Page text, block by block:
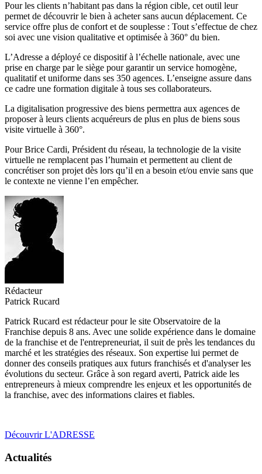
Pour les clients n’habitant pas dans la région cible, cet outil leur
permet de découvrir le bien à acheter sans aucun déplacement. Ce
service offre plus de confort et de souplesse : Tout s’effectue de chez
soi avec une vision qualitative et optimisée à 360° du bien.
L’Adresse a déployé ce dispositif à l’échelle nationale, avec une
prise en charge par le siège pour garantir un service homogène,
qualitatif et uniforme dans ses 350 agences. L’enseigne assure dans
ce cadre une formation digitale à tous ses collaborateurs.
La digitalisation progressive des biens permettra aux agences de
proposer à leurs clients acquéreurs de plus en plus de biens sous
visite virtuelle à 360°.
Pour Brice Cardi, Président du réseau, la technologie de la visite
virtuelle ne remplacent pas l’humain et permettent au client de
concrétiser son projet dès lors qu’il en a besoin et/ou envie sans que
le contexte ne vienne l’en empêcher.
Rédacteur
Patrick Rucard
Patrick Rucard est rédacteur pour le site Observatoire de la
Franchise depuis 8 ans. Avec une solide expérience dans le domaine
de la franchise et de l'entrepreneuriat, il suit de près les tendances du
marché et les stratégies des réseaux. Son expertise lui permet de
donner des conseils pratiques aux futurs franchisés et d'analyser les
évolutions du secteur. Grâce à son regard averti, Patrick aide les
entrepreneurs à mieux comprendre les enjeux et les opportunités de
la franchise, avec des informations claires et fiables.
Découvrir L'ADRESSE
Actualités